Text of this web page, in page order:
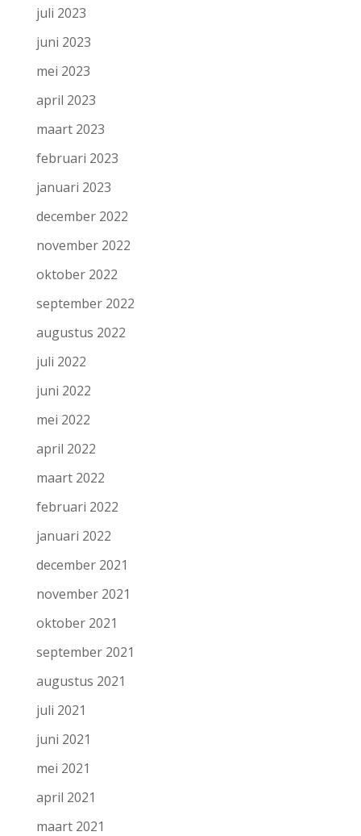
juli 2023
juni 2023
mei 2023
april 2023
maart 2023
februari 2023
januari 2023
december 2022
november 2022
oktober 2022
september 2022
augustus 2022
juli 2022
juni 2022
mei 2022
april 2022
maart 2022
februari 2022
januari 2022
december 2021
november 2021
oktober 2021
september 2021
augustus 2021
juli 2021
juni 2021
mei 2021
april 2021
maart 2021